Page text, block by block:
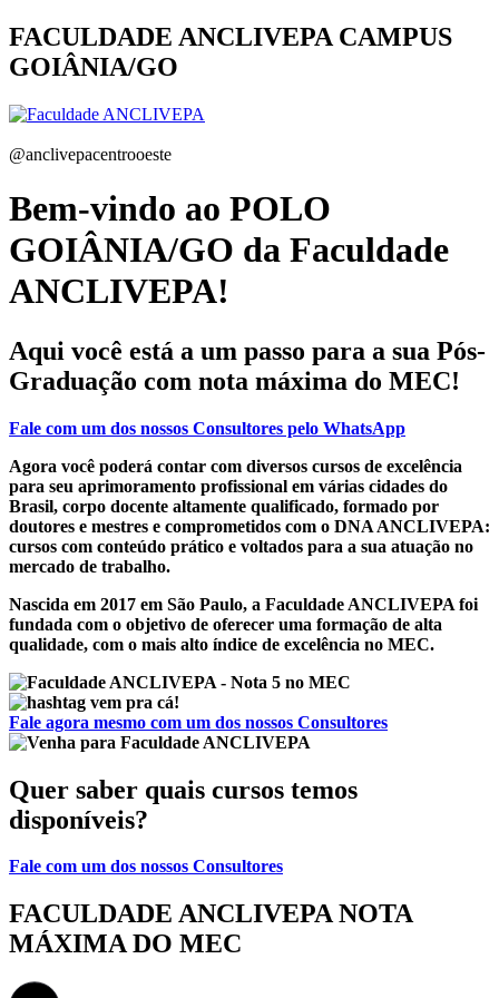
FACULDADE ANCLIVEPA CAMPUS
GOIÂNIA/GO
@anclivepacentrooeste
Bem-vindo ao POLO
GOIÂNIA/GO da Faculdade
ANCLIVEPA!
Aqui você está a um passo para a sua Pós-
Graduação com nota máxima do MEC!
Fale com um dos nossos Consultores pelo WhatsApp
Agora você poderá contar com diversos cursos de excelência
para seu aprimoramento profissional em várias cidades do
Brasil, corpo docente altamente qualificado, formado por
doutores e mestres e comprometidos com o DNA ANCLIVEPA:
cursos com conteúdo prático e voltados para a sua atuação no
mercado de trabalho.
Nascida em 2017 em São Paulo, a Faculdade ANCLIVEPA foi
fundada com o objetivo de oferecer uma formação de alta
qualidade, com o mais alto índice de excelência no MEC.
Fale agora mesmo com um dos nossos Consultores
Quer saber quais cursos temos
disponíveis?
Fale com um dos nossos Consultores
FACULDADE ANCLIVEPANOTA
MÁXIMA DO MEC